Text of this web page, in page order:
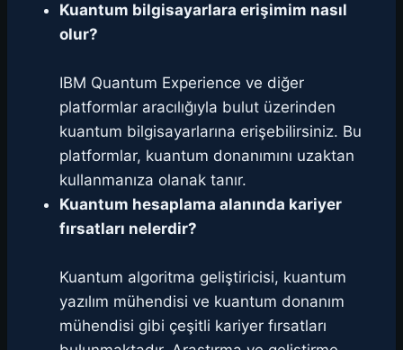
Kuantum bilgisayarlara erişimim nasıl
olur?
IBM Quantum Experience ve diğer
platformlar aracılığıyla bulut üzerinden
kuantum bilgisayarlarına erişebilirsiniz. Bu
platformlar, kuantum donanımını uzaktan
kullanmanıza olanak tanır.
Kuantum hesaplama alanında kariyer
fırsatları nelerdir?
Kuantum algoritma geliştiricisi, kuantum
yazılım mühendisi ve kuantum donanım
mühendisi gibi çeşitli kariyer fırsatları